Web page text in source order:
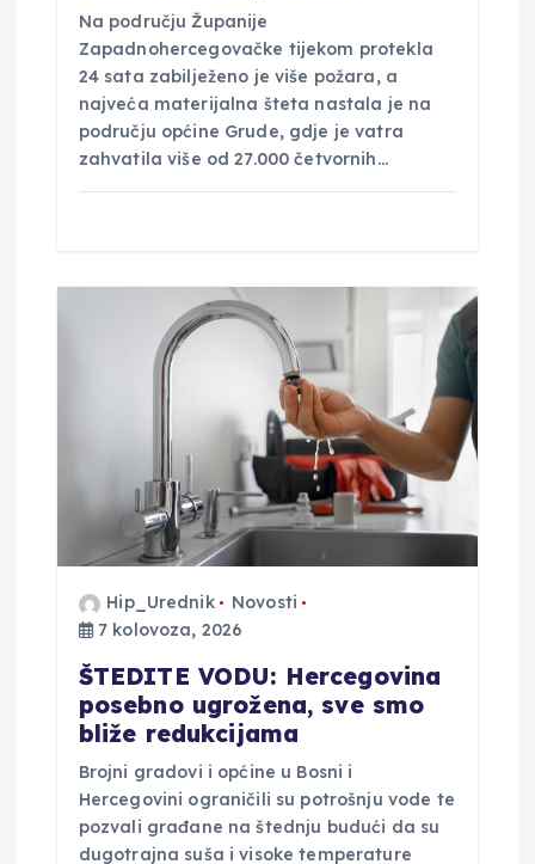
Na području Županije
Zapadnohercegovačke tijekom protekla
24 sata zabilježeno je više požara, a
najveća materijalna šteta nastala je na
području općine Grude, gdje je vatra
zahvatila više od 27.000 četvornih…
Hip_Urednik
Novosti
7 kolovoza, 2026
ŠTEDITE VODU: Hercegovina
posebno ugrožena, sve smo
bliže redukcijama
Brojni gradovi i općine u Bosni i
Hercegovini ograničili su potrošnju vode te
pozvali građane na štednju budući da su
dugotrajna suša i visoke temperature